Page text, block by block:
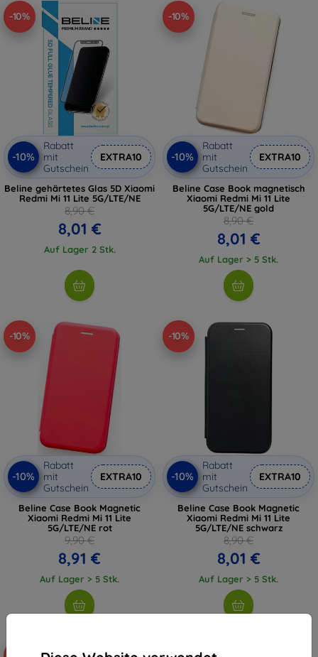
-10%
-10%
Rabatt
mit
Gutschein
EXTRA10
Beline gehärtetes Glas 5D Xiaomi
Redmi Mi 11 Lite 5G/LTE/NE
8,90 €
8,01 €
Auf Lager 2 Stk.
-10%
-10%
Rabatt
mit
Gutschein
EXTRA10
Beline Case Book magnetisch
Xiaomi Redmi Mi 11 Lite
5G/LTE/NE gold
8,90 €
8,01 €
Auf Lager > 5 Stk.
-10%
-10%
Rabatt
mit
Gutschein
EXTRA10
Beline Case Book Magnetic
Xiaomi Redmi Mi 11 Lite
5G/LTE/NE rot
9,90 €
8,91 €
Auf Lager > 5 Stk.
-10%
-10%
Rabatt
mit
Gutschein
EXTRA10
Beline Case Book Magnetic
Xiaomi Redmi Mi 11 Lite
5G/LTE/NE schwarz
8,90 €
8,01 €
Auf Lager > 5 Stk.